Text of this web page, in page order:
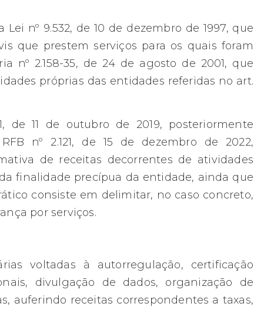
nº 9.532, de 10 de dezembro de 1997, que
que prestem serviços para os quais foram
nº 2.158-35, de 24 de agosto de 2001, que
próprias das entidades referidas no art.
de 11 de outubro de 2019, posteriormente
nº 2.121, de 15 de dezembro de 2022,
de receitas decorrentes de atividades
finalidade precípua da entidade, ainda que
consiste em delimitar, no caso concreto,
por serviços.
voltadas à autorregulação, certificação
divulgação de dados, organização de
auferindo receitas correspondentes a taxas,